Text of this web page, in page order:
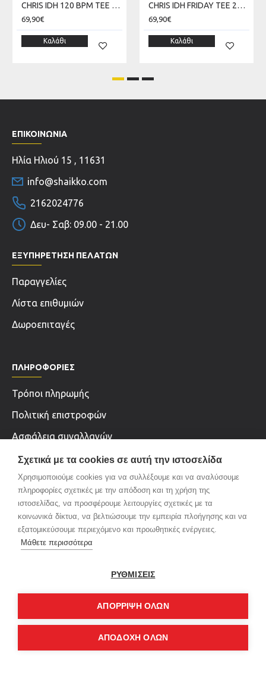
CHRIS IDH 120 BPM TEE 270 GSM SKU226TT10-02V
69,90€
Καλάθι
CHRIS IDH FRIDAY TEE 270 GSM SKU226TT13-02V
69,90€
Καλάθι
ΕΠΙΚΟΙΝΩΝΊΑ
Ηλία Ηλιού 15 , 11631
info@shaikko.com
2162024776
Δευ- Σαβ: 09.00 - 21.00
ΕΞΥΠΗΡΕΤΗΣΗ ΠΕΛΑΤΩΝ
Παραγγελίες
Λίστα επιθυμιών
Δωροεπιταγές
ΠΛΗΡΟΦΟΡΊΕΣ
Τρόποι πληρωμής
Πολιτική επιστροφών
Ασφάλεια συναλλαγών
Όροι χρήσης & Πολιτική Απορρήτου
NEWSLETTER
Μείνετε ενημερωμένοι με νέα και προσφορές,
εγγραφείτε στο ενημερωτικό μας δελτίο
Σχετικά με τα cookies σε αυτή την ιστοσελίδα
Χρησιμοποιούμε cookies για να συλλέξουμε και να αναλύσουμε
πληροφορίες σχετικές με την απόδοση και τη χρήση της
ιστοσελίδας, να προσφέρουμε λειτουργίες σχετικές με τα
κοινωνικά δίκτυα, να βελτιώσουμε την εμπειρία πλοήγησης και να
εξατομικεύσουμε περιεχόμενο και προωθητικές ενέργειες.
Μάθετε περισσότερα
ΡΥΘΜΙΣΕΙΣ
ΑΠΌΡΡΙΨΗ ΌΛΩΝ
ΑΠΟΔΟΧΗ ΟΛΩΝ